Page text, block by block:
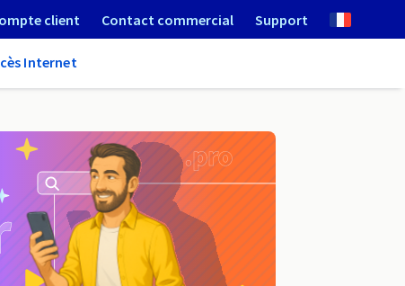
client Contact commercial Support
Internet